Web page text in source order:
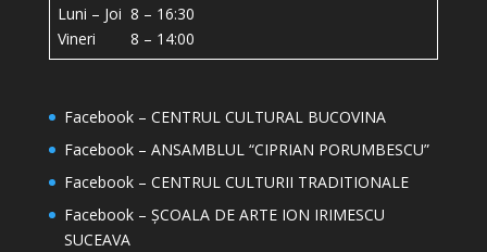
Luni – Joi 8 – 16:30
Vineri 8 – 14:00
Facebook – CENTRUL CULTURAL BUCOVINA
Facebook – ANSAMBLUL “CIPRIAN PORUMBESCU”
Facebook – CENTRUL CULTURII TRADITIONALE
Facebook – ȘCOALA DE ARTE ION IRIMESCU
SUCEAVA